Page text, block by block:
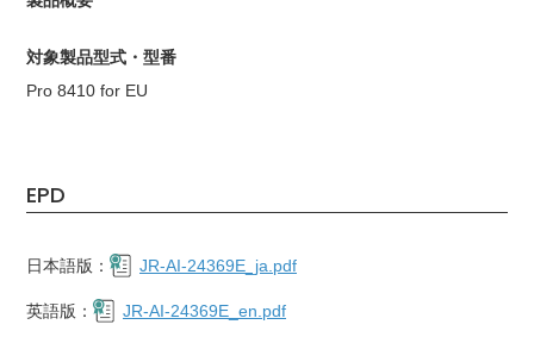
対象製品型式・型番
Pro 8410 for EU
EPD
日本語版： JR-AI-24369E_ja.pdf
英語版： JR-AI-24369E_en.pdf